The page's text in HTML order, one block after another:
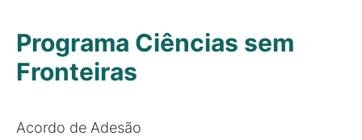
Programa Ciências sem
Fronteiras
Acordo de Adesão